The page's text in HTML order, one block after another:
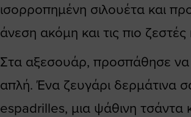
ισορροπημένη σιλουέτα και
άνεση ακόμη και τις πιο
Στα αξεσουάρ, προσπάθησε να
απλή. Ένα ζευγάρι δερμάτινα
espadrilles, μια ψάθινη τσάντα